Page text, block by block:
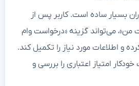
بسیار ساده است. کاربر پس از
می‌تواند گزینه «درخواست وام
و اطلاعات مورد نیاز را تکمیل کند.
امتیاز اعتباری را بررسی و